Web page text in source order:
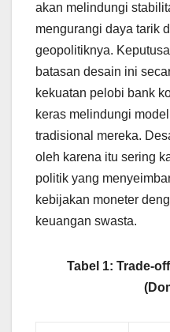
akan melindungi
mengurangi daya tarik
geopolitiknya.
batasan desain ini
kekuatan pelobi bank
keras melindungi
tradisional mereka.
oleh karena itu sering
politik yang
kebijakan moneter
keuangan swasta.
Tabel 1: Trade-